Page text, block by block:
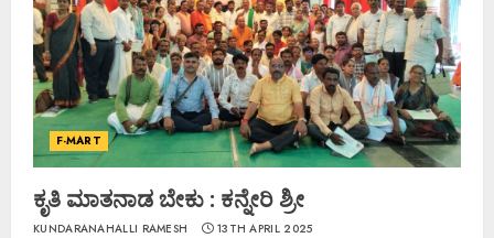
F-MART
ಕೃತಿ ಮಾತನಾಡ ಬೇಕು : ಕನ್ನೇರಿ ಶ್ರೀ
KUNDARANAHALLI RAMESH 13TH APRIL 2025